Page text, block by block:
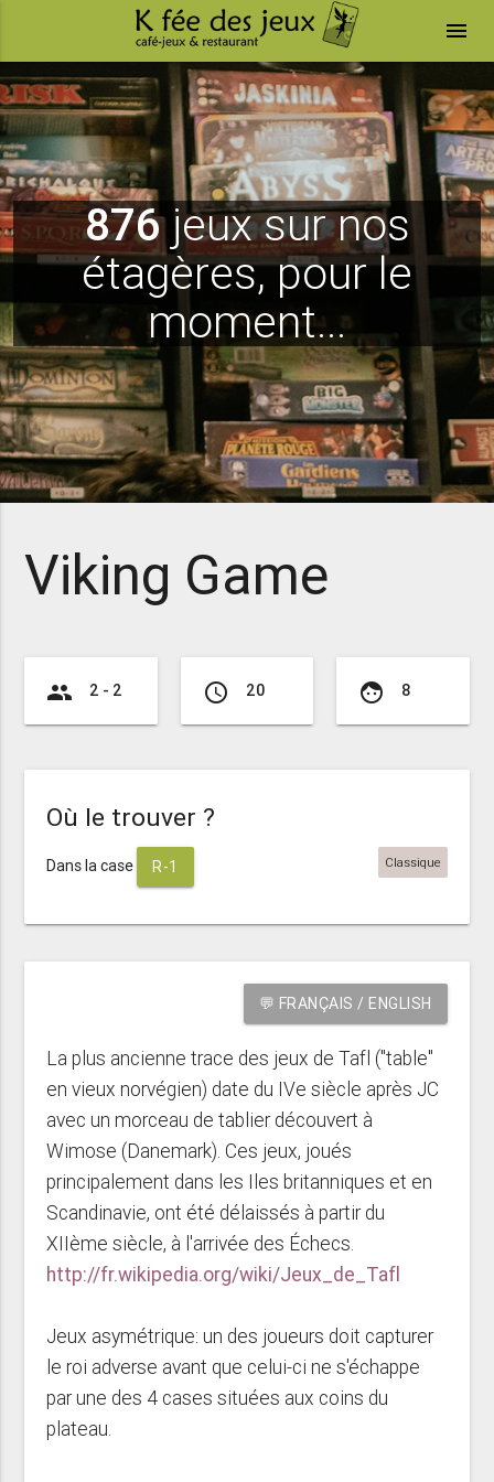
menu
876jeux sur nos
étagères, pour le
moment...
Viking Game
group 2 - 2 access_time 20 face 8
Où le trouver ?
Dans la case R-1 Classique
💬 FRANÇAIS / ENGLISH
La plus ancienne trace des jeux de Tafl ("table"
en vieux norvégien) date du IVe siècle après JC
avec un morceau de tablier découvert à
Wimose (Danemark). Ces jeux, joués
principalement dans les Iles britanniques et en
Scandinavie, ont été délaissés à partir du
XIIème siècle, à l'arrivée des Échecs.
http://fr.wikipedia.org/wiki/Jeux_de_Tafl
Jeux asymétrique: un des joueurs doit capturer
le roi adverse avant que celui-ci ne s'échappe
par une des 4 cases situées aux coins du
plateau.